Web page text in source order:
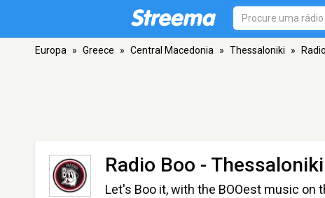
Europa » Greece » Central Macedonia » Thessaloniki »
Radio Boo - Thessaloniki
Let's Boo it, with the BOOest music on